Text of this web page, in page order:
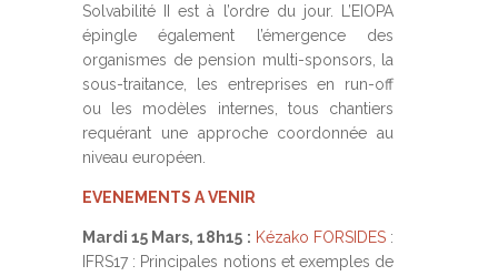
Solvabilité II est à l’ordre du jour. L’EIOPA
épingle également l’émergence des
organismes de pension multi-sponsors, la
sous-traitance, les entreprises en run-off
ou les modèles internes, tous chantiers
requérant une approche coordonnée au
niveau européen.
EVENEMENTS A VENIR
Mardi 15 Mars, 18h15 : Kézako FORSIDES :
IFRS17 : Principales notions et exemples de